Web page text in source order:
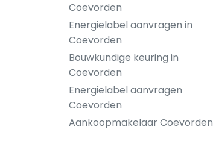
Coevorden
Energielabel aanvragen in
Coevorden
Bouwkundige keuring in
Coevorden
Energielabel aanvragen
Coevorden
Aankoopmakelaar Coevorden